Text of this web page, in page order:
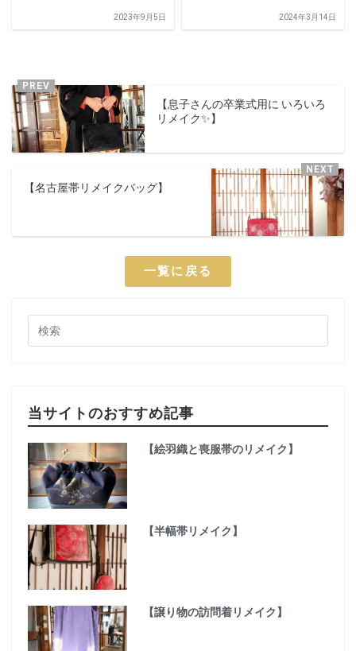
2023年9月5日 2024年3月14日
【息子さんの卒業式用に いろいろ
リメイク✨️】
【名古屋帯リメイクバッグ】
一覧に戻る
当サイトのおすすめ記事
【絵羽織と喪服帯のリメイク】
【半幅帯リメイク】
【譲り物の訪問着リメイク】